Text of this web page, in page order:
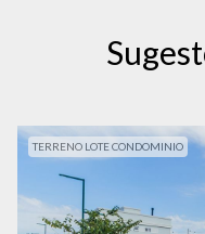
TERRENO LOTE CONDOMINIO